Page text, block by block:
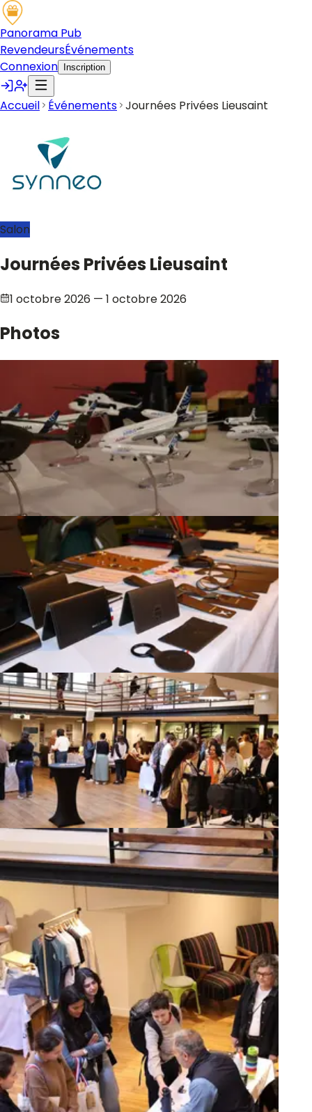
Panorama Pub
RevendeursÉvénements
Connexion
Inscription
Accueil Événements Journées Privées Lieusaint
Salon
Journées Privées Lieusaint
1 octobre 2026 — 1 octobre 2026
Photos